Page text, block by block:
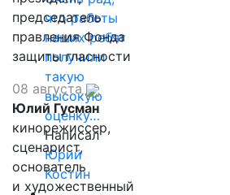
что работы
наших ребят
получили
такую
высокую
оценку…
Написал
Юрий
Костин
председатель
правления Фонда
защиты гласности
08 августа
Юлий Гусман
кинорежиссер,
сценарист,
основатель
и художественный